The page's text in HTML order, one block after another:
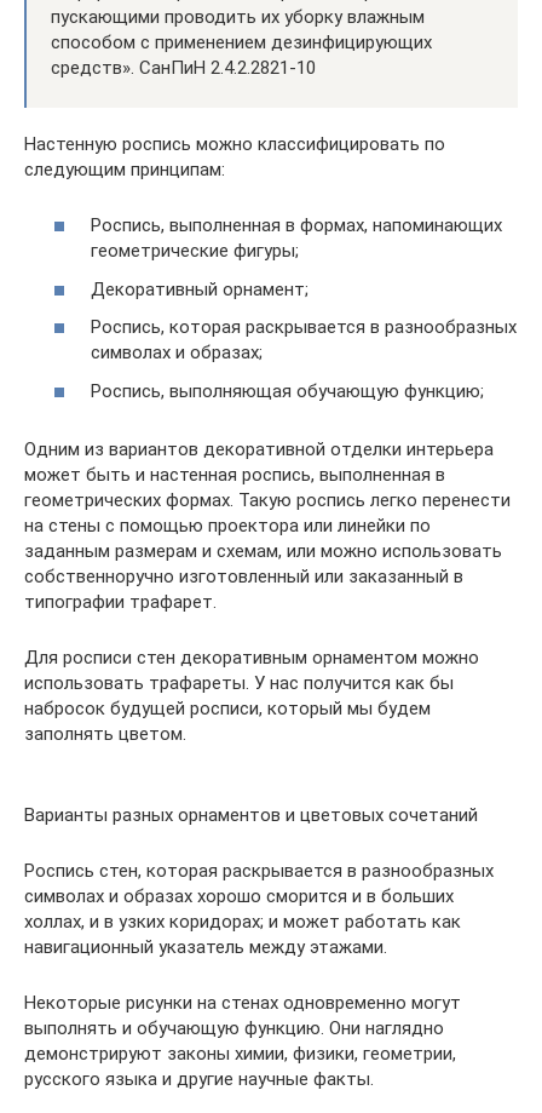
пускающими проводить их уборку влажным
способом с применением дезинфици­рующих
средств». СанПиН 2.4.2.2821-10
Настенную роспись можно классифицировать по
следующим принципам:
Роспись, выполненная в формах, напоминающих
геометрические фигуры;
Декоративный орнамент;
Роспись, которая раскрывается в разнообразных
символах и образах;
Роспись, выполняющая обучающую функцию;
Одним из вариантов декоративной отделки интерьера
может быть и настенная роспись, выполненная в
геометрических формах. Такую роспись легко перенести
на стены с помощью проектора или линейки по
заданным размерам и схемам, или можно использовать
собственноручно изготовленный или заказанный в
типографии трафарет.
Для росписи стен декоративным орнаментом можно
использовать трафареты. У нас получится как бы
набросок будущей росписи, который мы будем
заполнять цветом.
Варианты разных орнаментов и цветовых сочетаний
Роспись стен, которая раскрывается в разнообразных
символах и образах хорошо сморится и в больших
холлах, и в узких коридорах; и может работать как
навигационный указатель между этажами.
Некоторые рисунки на стенах одновременно могут
выполнять и обучающую функцию. Они наглядно
демонстрируют законы химии, физики, геометрии,
русского языка и другие научные факты.